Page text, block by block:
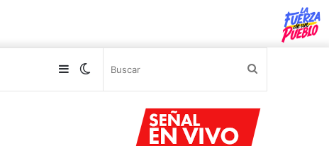
Switch
Sidebar